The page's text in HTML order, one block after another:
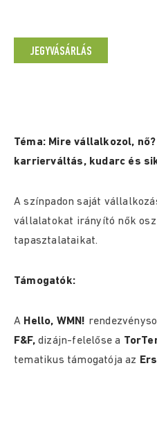
JEGYVÁSÁRLÁS
Téma: Mire vállalkozol,
karrierváltás, kudarc és
A színpadon saját
vállalatokat irányító nők
tapasztalataikat.
Támogatók:
A Hello, WMN!
F&F,dizájn-felelőse a
tematikus támogatója az